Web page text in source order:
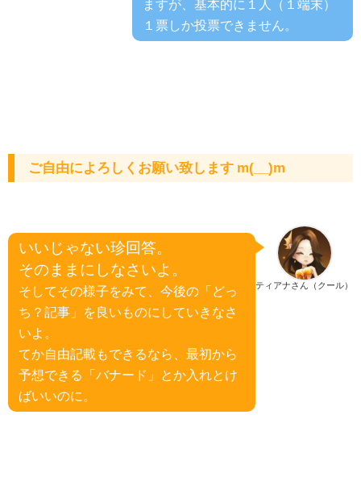
ますが、基本的に１人（１端末）
１票しか投票できません。
ご自由によろしくお願い致します m(__)m
ティアナさん（クール）
いいじゃない珍回答。
そのままにしなさいよ。
そしてその様子をみて、今後の「どっ
ち？記事」を良いものにしていきなさ
いよ。
てか自由記載もできるなら、最初から
予想できる「バナード」とか入れとけ
ばいいのに。